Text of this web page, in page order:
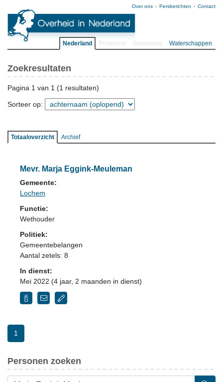
Over ons Persberichten Contact
Nederland Waterschappen
Zoekresultaten
Pagina 1 van 1 (1 resultaten)
Sorteer op:
Totaaloverzicht Archief
Mevr. Marja Eggink-Meuleman
Gemeente:
Lochem
Functie:
Wethouder
Politiek:
Gemeentebelangen
Aantal zetels: 8
In dienst:
Mei 2022 (4 jaar, 2 maanden in dienst)
1
Personen zoeken